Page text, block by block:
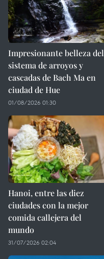
Impresionante belleza del
sistema de arroyos y
cascadas de Bach Ma en
ciudad de Hue
01/08/2026 01:30
Hanoi, entre las diez
ciudades con la mejor
comida callejera del
mundo
31/07/2026 02:04